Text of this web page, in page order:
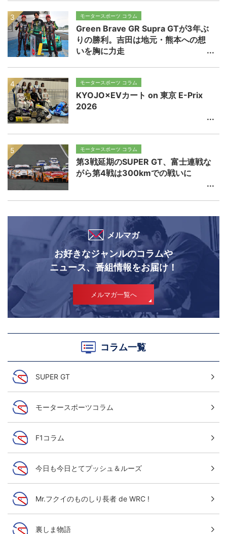
モータースポーツ コラム
Green Brave GR Supra GTが3年ぶ
りの勝利。吉田は地元・熊本への想
いを胸に力走
モータースポーツ コラム
KYOJO×EVカート on 東京 E-Prix
2026
モータースポーツ コラム
第3戦延期のSUPER GT、富士連戦な
がら第4戦は300kmでの戦いに
メルマガ
お好きなジャンルのコラムや
ニュース、番組情報をお届け！
メルマガ一覧へ
コラム一覧
SUPER GT
モータースポーツコラム
F1コラム
今日も今日とてプッシュ＆ルーズ
Mr.フクイのものしり長者 de WRC !
裏しま物語